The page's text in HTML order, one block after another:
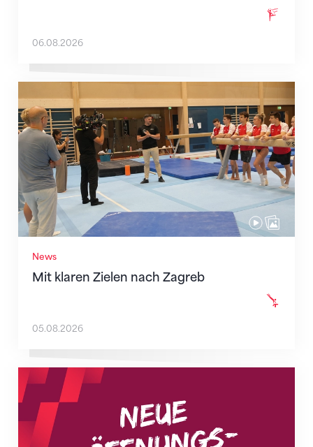
06.08.2026
News
Mit klaren Zielen nach Zagreb
Mit klaren Zielen nach Zagreb
05.08.2026
Neue Empfangszeiten ab 1. August 2026